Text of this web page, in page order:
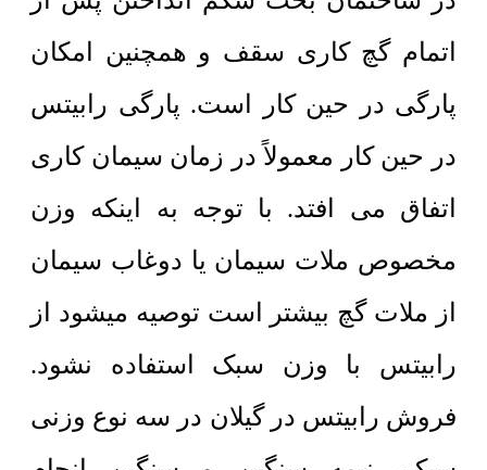
اتمام گچ کاری سقف و همچنین امکان
پارگی در حین کار است. پارگی رابیتس
در حین کار معمولاً در زمان سیمان کاری
اتفاق می افتد. با توجه به اینکه وزن
مخصوص ملات سیمان یا دوغاب سیمان
از ملات گچ بیشتر است توصیه میشود از
رابیتس با وزن سبک استفاده نشود.
فروش رابیتس در گیلان در سه نوع وزنی